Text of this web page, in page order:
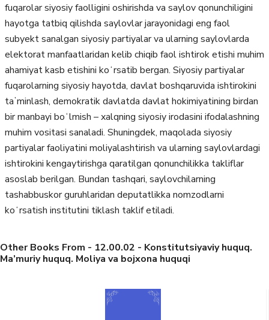
fuqarolar siyosiy faolligini oshirishda va saylov qonunchiligini
hayotga tatbiq qilishda saylovlar jarayonidagi eng faol
subyekt sanalgan siyosiy partiyalar va ularning saylovlarda
elektorat manfaatlaridan kelib chiqib faol ishtirok etishi muhim
ahamiyat kasb etishini koʻrsatib bergan. Siyosiy partiyalar
fuqarolarning siyosiy hayotda, davlat boshqaruvida ishtirokini
taʼminlash, demokratik davlatda davlat hokimiyatining birdan
bir manbayi boʻlmish – xalqning siyosiy irodasini ifodalashning
muhim vositasi sanaladi. Shuningdek, maqolada siyosiy
partiyalar faoliyatini moliyalashtirish va ularning saylovlardagi
ishtirokini kengaytirishga qaratilgan qonunchilikka takliflar
asoslab berilgan. Bundan tashqari, saylovchilarning
tashabbuskor guruhlaridan deputatlikka nomzodlarni
koʻrsatish institutini tiklash taklif etiladi.
Other Books From - 12.00.02 - Konstitutsiyaviy huquq.
Ma’muriy huquq. Moliya va bojxona huquqi